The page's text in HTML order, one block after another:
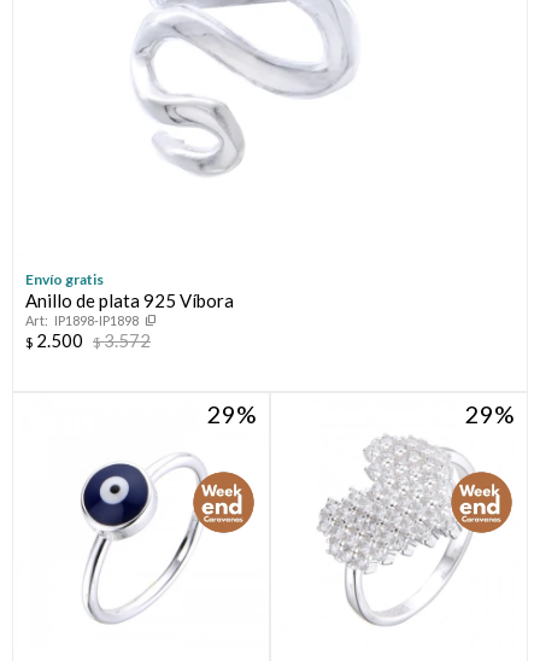
Envío gratis
Anillo de plata 925 Víbora
IP1898-IP1898
$ 2.500 $3.572
29 29